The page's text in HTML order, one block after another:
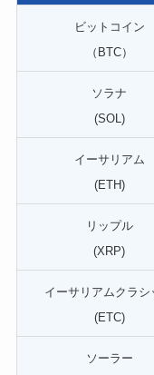
ビットコイン
（BTC）
ソラナ
(SOL)
イーサリアム
(ETH)
リップル
(XRP)
イーサリアムクラシ
(ETC)
ソーラー